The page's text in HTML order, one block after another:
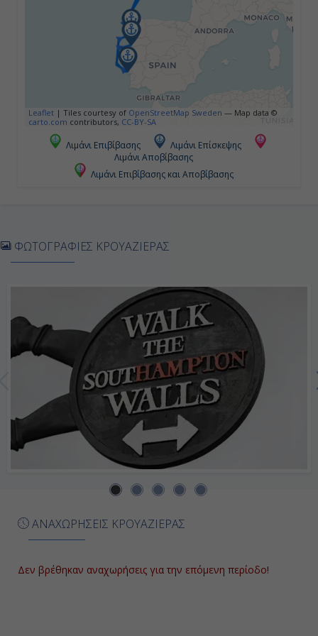
Λισαβόνα, Πορτογαλία
08:00
Ημέρα 7η
Εν Πλω
Αποβίβαση
Leaflet | Tiles courtesy of OpenStreetMap Sweden — Map data ©
carto.com contributors, CC-BY-SA
Λιμάνι Επιβίβασης
Λιμάνι Επίσκεψης
Λιμάνι Αποβίβασης
Λιμάνι Επιβίβασης και Αποβίβασης
ΑΝΑΧΩΡΗΣΕΙΣ ΚΡΟΥΑΖΙΕΡΑΣ
Δεν βρέθηκαν αναχωρήσεις για την επόμενη περίοδο!
ΦΩΤΟΓΡΑΦΙΕΣ ΚΡΟΥΑΖΙΕΡΑΣ